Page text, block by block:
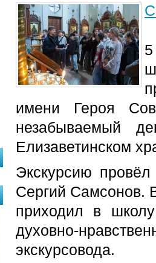
имени Героя
незабываемый
Елизаветинском
Экскурсию провёл
Сергий Самсонов.
приходил в
экскурсовода.